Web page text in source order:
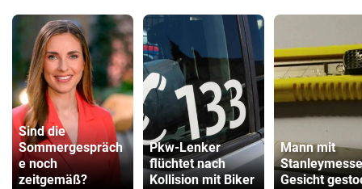
Sind die
Sommergespräch
e noch
zeitgemäß?
Pkw-Lenker
flüchtet nach
Kollision mit Biker
Mann mit
Gesicht